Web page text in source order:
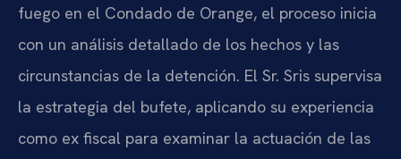
fuego en el Condado de Orange, el proceso inicia
con un análisis detallado de los hechos y las
circunstancias de la detención. El Sr. Sris supervisa
la estrategia del bufete, aplicando su experiencia
como ex fiscal para examinar la actuación de las